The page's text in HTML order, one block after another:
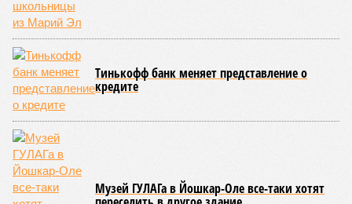
популярности. В 2024 году в столице республики, городе
Чебоксары, на базе спортивной школы № 11 состоялось
торжественное открытие Республиканского центра
единоборств «Керешу». площадка имеет все необходимые
условия для полноценной подготовки спортсменов
высокого класса.
В том же году был проведён первый официальный
чемпионат по керешу, участие в котором приняли
сильнейшие борцы со всех районов Чувашии; турнир
наглядно продемонстрировал динамичный и зрелищный
характер этого вида спорта.